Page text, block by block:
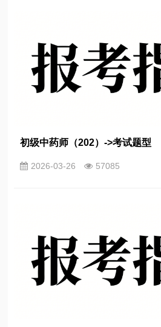
初级中药师（202）->考试题型
2026-03-26 57085